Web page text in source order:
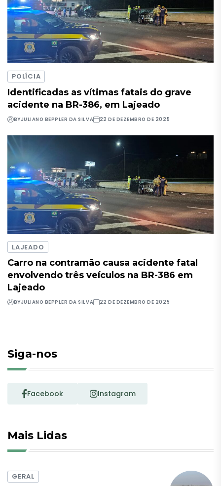
POLÍCIA
Identificadas as vítimas fatais do grave
acidente na BR-386, em Lajeado
BYJULIANO BEPPLER DA SILVA 22 DE DEZEMBRO DE 2025
LAJEADO
Carro na contramão causa acidente fatal
envolvendo três veículos na BR-386 em
Lajeado
BYJULIANO BEPPLER DA SILVA 22 DE DEZEMBRO DE 2025
Siga-nos
Facebook Instagram
Mais Lidas
GERAL